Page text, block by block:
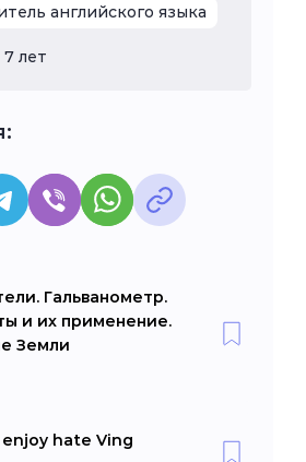
английского языка
7 лет
Гальванометр.
и их применение.
Земли
hate Ving